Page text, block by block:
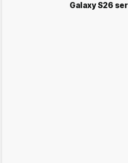
Galaxy S26